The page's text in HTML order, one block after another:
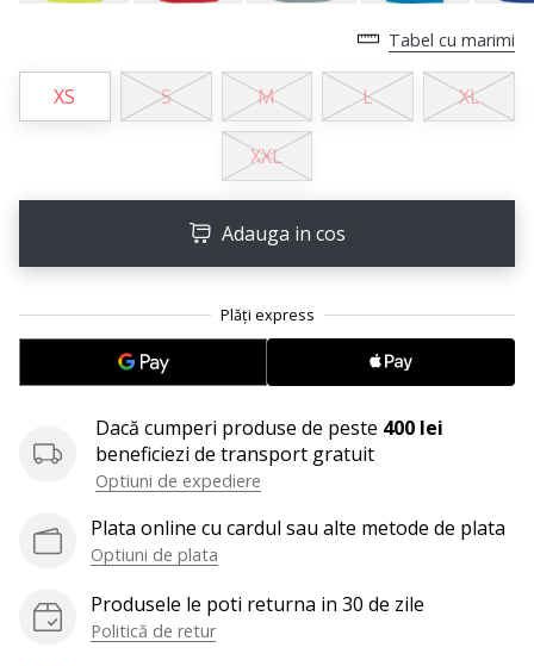
toate
articolele
Tabel cu marimi
XS S M L XL
XXL
Adauga in cos
Dacă cumperi produse de peste 400 lei
beneficiezi de transport gratuit
Optiuni de expediere
Plata online cu cardul sau alte metode de plata
Optiuni de plata
Produsele le poti returna in 30 de zile
Politică de retur